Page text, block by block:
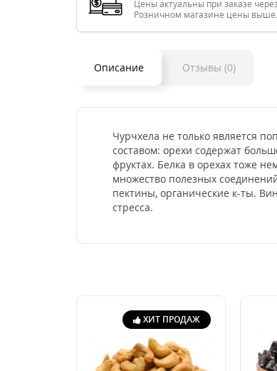
Цены актуальны при заказе
Розничном магазине цены выше.
Описание Отзывы (0)
Чурчхела не только является
составом: орехи содержат
фруктах. Белка в орехах тоже
множество полезных
пектины, органические к-ты.
стресса.
ХИТ ПРОДАЖ